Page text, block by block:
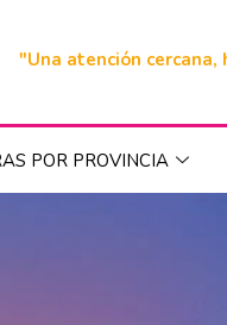
"Una atención
POR PROVINCIA